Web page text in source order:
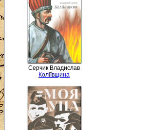
Серчик Владислав
Коліївщина